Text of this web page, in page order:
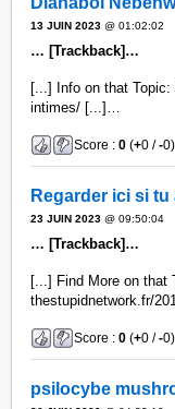
13 JUIN 2023 @ 01:02:02
… [Trackback]…
[...] Info on that
intimes/ [...]…
Score :0 (+0 /-0)
Regarder ici si
23 JUIN 2023 @ 09:50:04
… [Trackback]…
[...] Find More on that
thestupidnetwork.fr/
Score :0 (+0 /-0)
psilocybe